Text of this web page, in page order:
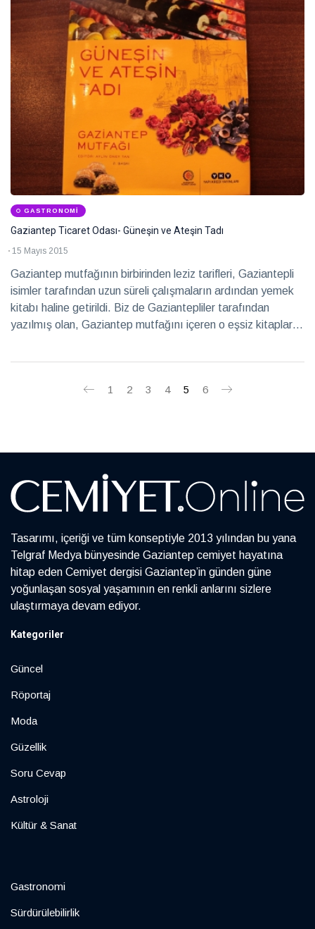
GASTRONOMI
Gaziantep Ticaret Odası- Güneşin ve Ateşin Tadı
15 Mayıs 2015
Gaziantep mutfağının birbirinden leziz tarifleri, Gaziantepli
isimler tarafından uzun süreli çalışmaların ardından yemek
kitabı haline getirildi. Biz de Gaziantepliler tarafından
yazılmış olan, Gaziantep mutfağını içeren o eşsiz kitapları
1 2 3 4 5 6
Tasarımı, içeriği ve tüm konseptiyle 2013 yılından bu yana
Telgraf Medya bünyesinde Gaziantep cemiyet hayatına
hitap eden Cemiyet dergisi Gaziantep’in günden güne
yoğunlaşan sosyal yaşamının en renkli anlarını sizlere
ulaştırmaya devam ediyor.
Kategoriler
Güncel
Röportaj
Moda
Güzellik
Soru Cevap
Astroloji
Kültür & Sanat
Gastronomi
Sürdürülebilirlik